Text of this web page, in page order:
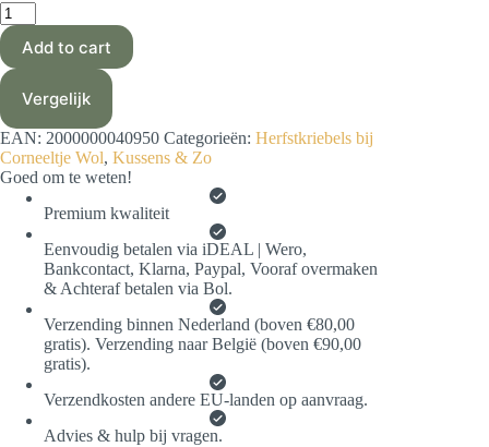
Haakpakket
-
Kussen
Kris
Kras
(MC
7)
aantal
Add to cart
Vergelijk
EAN: 2000000040950 Categorieën: Herfstkriebels bij
Corneeltje Wol, Kussens & Zo
Goed om te weten!
Premium kwaliteit
Eenvoudig betalen via iDEAL | Wero,
Bankcontact, Klarna, Paypal, Vooraf overmaken
& Achteraf betalen via Bol.
Verzending binnen Nederland (boven €80,00
gratis). Verzending naar België (boven €90,00
gratis).
Verzendkosten andere EU-landen op aanvraag.
Advies & hulp bij vragen.